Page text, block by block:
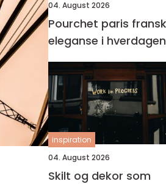
04. August 2026
Pourchet paris fransk
eleganse i hverdagen
inspiration
04. August 2026
Skilt og dekor som